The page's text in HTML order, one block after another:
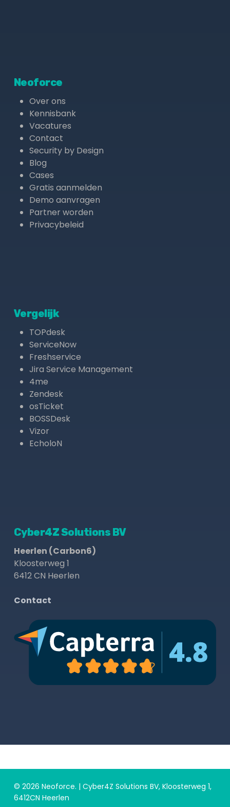
Neoforce
Over ons
Kennisbank
Vacatures
Contact
Security by Design
Blog
Cases
Gratis aanmelden
Demo aanvragen
Partner worden
Privacybeleid
Vergelijk
TOPdesk
ServiceNow
Freshservice
Jira Service Management
4me
Zendesk
osTicket
BOSSDesk
Vizor
EcholoN
Cyber4Z Solutions BV
Heerlen (Carbon6)
Kloosterweg 1
6412 CN Heerlen
Contact
© 2026 Neoforce. | Cyber4Z Solutions BV, Kloosterweg 1,
6412CN Heerlen